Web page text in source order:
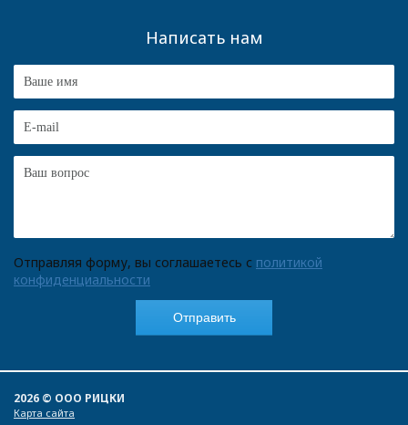
Написать нам
Отправляя форму, вы соглашаетесь с политикой
конфиденциальности
2026 © ООО РИЦКИ
Карта сайта